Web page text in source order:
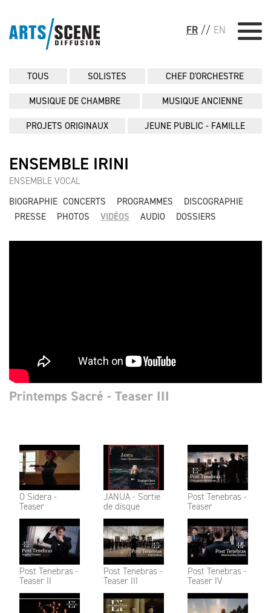
FR // EN
TOUS SOLISTES CHEF D'ORCHESTRE
MUSIQUE DE CHAMBRE MUSIQUE ANCIENNE
PROJETS ORIGINAUX JEUNE PUBLIC - FAMILLE
ENSEMBLE IRINI
ENSEMBLE VOCAL
BIOGRAPHIE CONCERTS PROGRAMMES
DISCOGRAPHIE
PRESSE
PHOTOS VIDÉOS AUDIO DOSSIERS
O Sidera -
Teaser
JANUA - Sortie
de disque
Post Tenebras -
Teaser
Post Tenebras -
Teaser II
Post Tenebras -
Teaser III
Post Tenebras -
Teaser IV
Printemps Sacré - Teaser III